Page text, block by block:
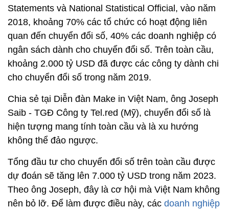
Statements và National Statistical Official, vào năm
2018, khoảng 70% các tổ chức có hoạt động liên
quan đến chuyển đổi số, 40% các doanh nghiệp có
ngân sách dành cho chuyển đổi số. Trên toàn cầu,
khoảng 2.000 tỷ USD đã được các công ty dành chi
cho chuyển đổi số trong năm 2019.
Chia sẻ tại Diễn đàn Make in Việt Nam, ông Joseph
Saib - TGĐ Công ty Tel.red (Mỹ), chuyển đổi số là
hiện tượng mang tính toàn cầu và là xu hướng
không thể đảo ngược.
Tổng đầu tư cho chuyển đổi số trên toàn cầu được
dự đoán sẽ tăng lên 7.000 tỷ USD trong năm 2023.
Theo ông Joseph, đây là cơ hội mà Việt Nam không
nên bỏ lỡ. Để làm được điều này, các doanh nghiệp